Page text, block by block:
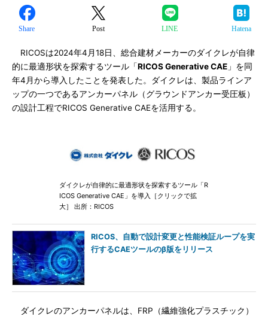
Share Post LINE Hatena
RICOSは2024年4月18日、総合建材メーカーのダイクレが自律
的に最適形状を探索するツール「RICOS Generative CAE 」を同
年4月から導入したことを発表した。ダイクレは、製品ラインア
ップの一つであるアンカーパネル（グラウンドアンカー受圧板）
の設計工程でRICOS Generative CAEを活用する。
ダイクレが自律的に最適形状を探索するツール「R
ICOS Generative CAE」を導入［クリックで拡
大］ 出所：RICOS
RICOS、自動で設計変更と性能検証ループを実
行するCAEツールのβ版をリリース
ダイクレのアンカーパネルは、FRP（繊維強化プラスチック）